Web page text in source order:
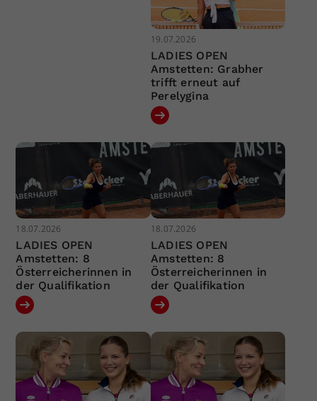
19.07.2026
LADIES OPEN
Amstetten: Grabher
trifft erneut auf
Perelygina
18.07.2026
LADIES OPEN
Amstetten: 8
Österreicherinnen in
der Qualifikation
18.07.2026
LADIES OPEN
Amstetten: 8
Österreicherinnen in
der Qualifikation